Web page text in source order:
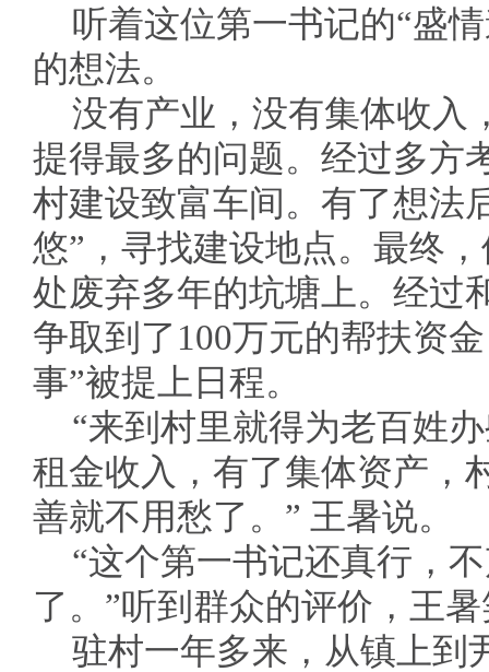
听着这位第一书记的“盛
的想法。
没有产业，没有集体收入
提得最多的问题。经过多方
村建设致富车间。有了想法
悠”，寻找建设地点。最终
处废弃多年的坑塘上。经过
争取到了100万元的帮扶资
事”被提上日程。
“来到村里就得为老百姓
租金收入，有了集体资产，
善就不用愁了。” 王暑说。
“这个第一书记还真行，
了。”听到群众的评价，王
驻村一年多来，从镇上到